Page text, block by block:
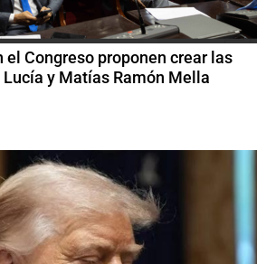
el Congreso proponen crear las
y Matías Ramón Mella